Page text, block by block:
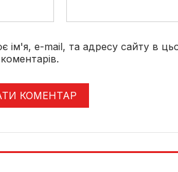
ім'я, e-mail, та адресу сайту в